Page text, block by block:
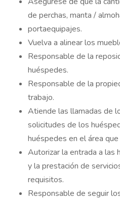
de perchas, manta /
portaequipajes.
Vuelva a alinear los
Responsable de la
huéspedes.
Responsable de la
trabajo.
Atiende las llamadas de
solicitudes de los
huéspedes en el área
Autorizar la entrada a las
y la prestación de
requisitos.
Responsable de seguir